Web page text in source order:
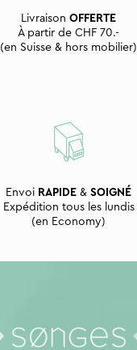
Livraison OFFERTE
À partir de CHF 70.-
(en Suisse & hors mobilier)
Envoi RAPIDE & SOIGNÉ
Expédition tous les lundis
(en Economy)